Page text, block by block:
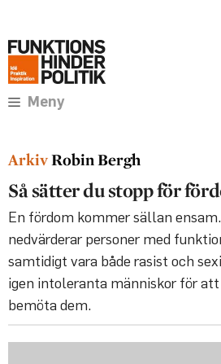
innehåll
Meny
Robin Bergh
Så sätter du stopp för
En fördom kommer sällan
nedvärderar personer med
samtidigt vara både rasist och
igen intoleranta människor för
bemöta dem.